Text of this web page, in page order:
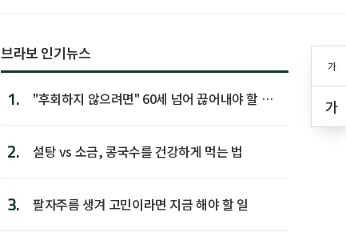
가
가
브라보 인기뉴스
1.
"후회하지 않으려면" 60세 넘어 끊어내야 할 사
2. 설탕 vs 소금, 콩국수를 건강하게 먹는 법
3. 팔자주름 생겨 고민이라면 지금 해야 할 일